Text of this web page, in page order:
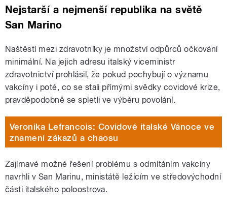
Nejstarší a nejmenší republika na světě
San Marino
Naštěstí mezi zdravotníky je množství odpůrců očkování
minimální. Na jejich adresu italský viceministr
zdravotnictví prohlásil, že pokud pochybují o významu
vakcíny i poté, co se stali přímými svědky covidové krize,
pravděpodobně se spletli ve výběru povolání.
Veronika Lefrancois: Covidové italské Vánoce ve
znamení zákazů a chaosu
Zajímavé možné řešení problému s odmítáním vakcíny
navrhli v San Marinu, ministátě ležícím ve středovýchodní
části italského poloostrova.